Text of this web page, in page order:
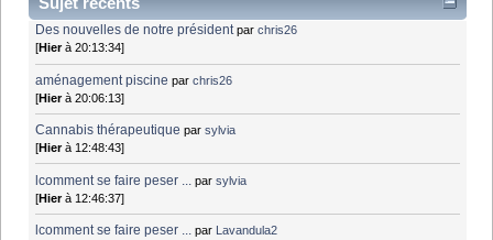
Des nouvelles de notre président parchris26
[Hierà 20:13:34]
aménagement piscine parchris26
[Hierà 20:06:13]
Cannabis thérapeutique parsylvia
[Hierà 12:48:43]
lcomment se faire peser ... parsylvia
[Hierà 12:46:37]
lcomment se faire peser ... par Lavandula2